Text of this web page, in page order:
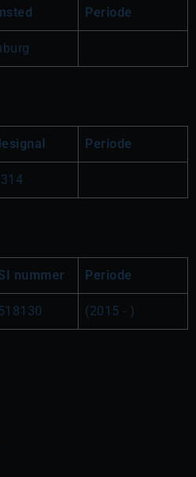
Periode
Periode
nummer Periode
(2015 - )